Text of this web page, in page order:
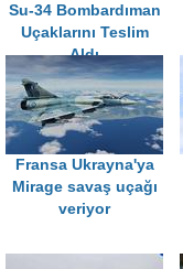
Su-34 Bombardıman
Uçaklarını Teslim
Aldı
Fransa Ukrayna'ya
Mirage savaş uçağı
veriyor